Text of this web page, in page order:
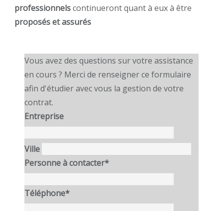
professionnelscontinueront quant à eux à être
proposés et assurés
Vous avez des questions sur votre assistance
en cours ? Merci de renseigner ce formulaire
afin d'étudier avec vous la gestion de votre
contrat.
Entreprise
Ville
Personne à contacter*
Téléphone*